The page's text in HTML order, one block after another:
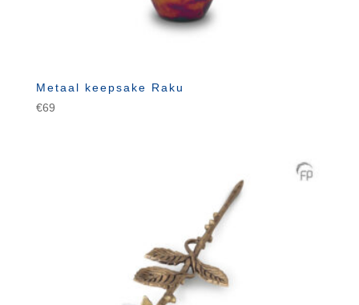
Metaal keepsake Raku
€69